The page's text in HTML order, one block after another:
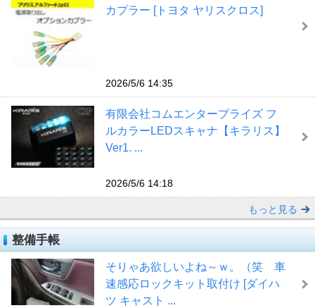
カプラー [トヨタ ヤリスクロス]
2026/5/6 14:35
有限会社コムエンタープライズ フ
ルカラーLEDスキャナ【キラリス】
Ver1. ...
2026/5/6 14:18
もっと見る
整備手帳
そりゃあ欲しいよね～ｗ。（笑 車
速感応ロックキット取付け [ダイハ
ツ キャスト ...